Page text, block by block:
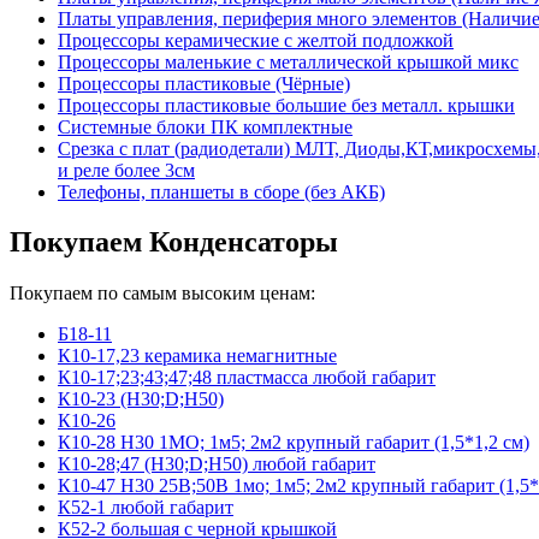
Платы управления, периферия много элементов
Процессоры керамические с желтой подложкой
Процессоры маленькие с металлической крышкой микс
Процессоры пластиковые (Чёрные)
Процессоры пластиковые большие без металл. крышки
Системные блоки ПК комплектные
Срезка с плат (радиодетали) МЛТ,
и реле более 3см
Телефоны, планшеты в сборе (без АКБ)
Покупаем Конденсаторы
Покупаем по самым высоким ценам:
Б18-11
К10-17,23 керамика немагнитные
К10-17;23;43;47;48 пластмасса любой габарит
К10-23 (Н30;D;Н50)
К10-26
К10-28 Н30 1МО; 1м5; 2м2 крупный габарит (1,5*1,2 см)
К10-28;47 (Н30;D;Н50) любой габарит
К10-47 Н30 25В;50В 1мо; 1м5; 2м2 крупный габарит
К52-1 любой габарит
К52-2 большая с черной крышкой